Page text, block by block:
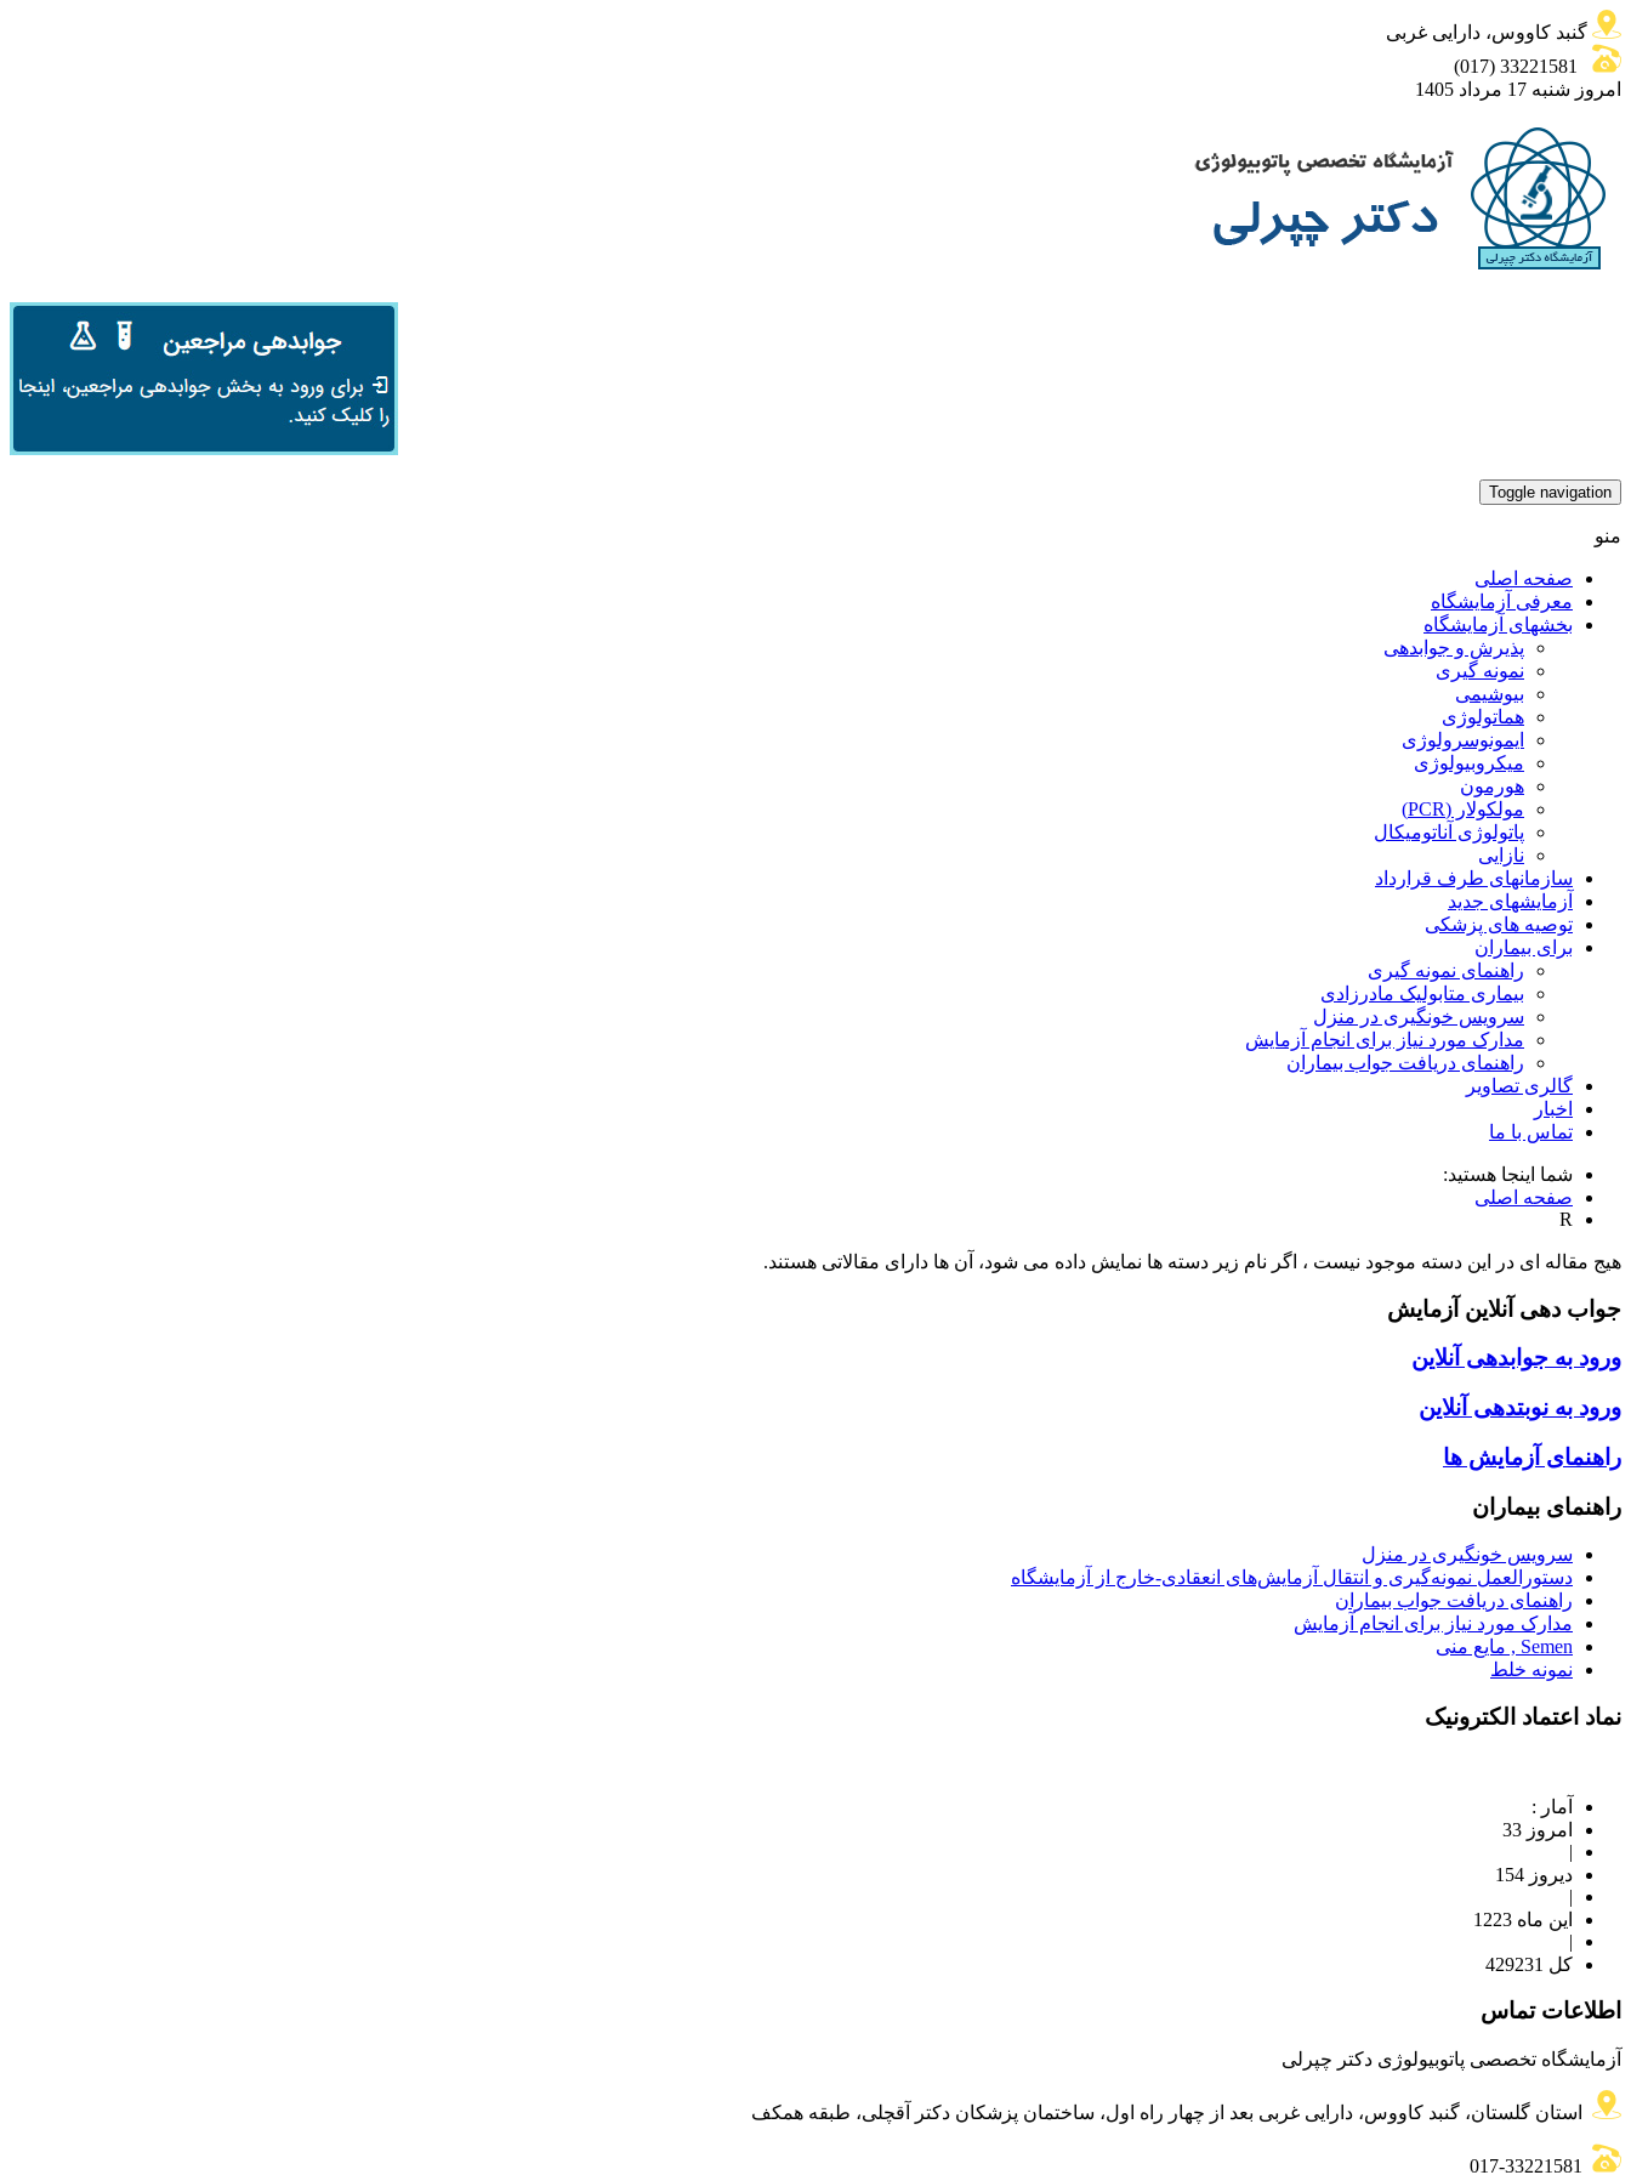
گنبد کاووس، دارایی غربی
امروز شنبه 17 مرداد 1405
Toggle navigation
منو
صفحه اصلی
معرفی آزمایشگاه
بخشهای آزمایشگاه
پذیرش و جوابدهی
نمونه گیری
بیوشیمی
هماتولوژی
ایمونوسرولوژی
میکروبیولوژی
هورمون
مولکولار (PCR)
پاتولوژی آناتومیکال
نازایی
سازمانهای طرف قرارداد
آزمایشهای جدید
توصیه های پزشکی
برای بیماران
راهنمای نمونه گیری
بیماری متابولیک مادرزادی
سرویس خونگیری در منزل
مدارک مورد نیاز برای انجام آزمایش
راهنمای دریافت جواب بیماران
گالری تصاویر
اخبار
تماس با ما
شما اینجا هستید:
صفحه اصلی
R
هیج مقاله ای در این دسته موجود نیست ، اگر نام زیر دسته ها نمایش داده می شود، آن ها دارای مقالاتی هستند.
جواب دهی آنلاین آزمایش
ورود به جوابدهی آنلاین
ورود به نوبتدهی آنلاین
راهنمای آزمایش ها
راهنمای بیماران
سرویس خونگیری در منزل
دستورالعمل نمونه‌گیری و انتقال آزمایش‌های انعقادی-خارج از آزمایشگاه
راهنمای دریافت جواب بیماران
مدارک مورد نیاز برای انجام آزمایش
Semen , مایع منی
نمونه خلط
نماد اعتماد الکترونیک
آمار :
امروز 33
|
دیروز 154
|
این ماه 1223
|
کل 429231
اطلاعات تماس
آزمایشگاه تخصصی پاتوبیولوژی دکتر چپرلی
استان گلستان، گنبد کاووس، دارایی غربی بعد از چهار راه اول، ساختمان پزشکان دکتر آقچلی، طبقه همکف